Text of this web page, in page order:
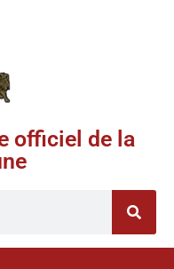
officiel de la